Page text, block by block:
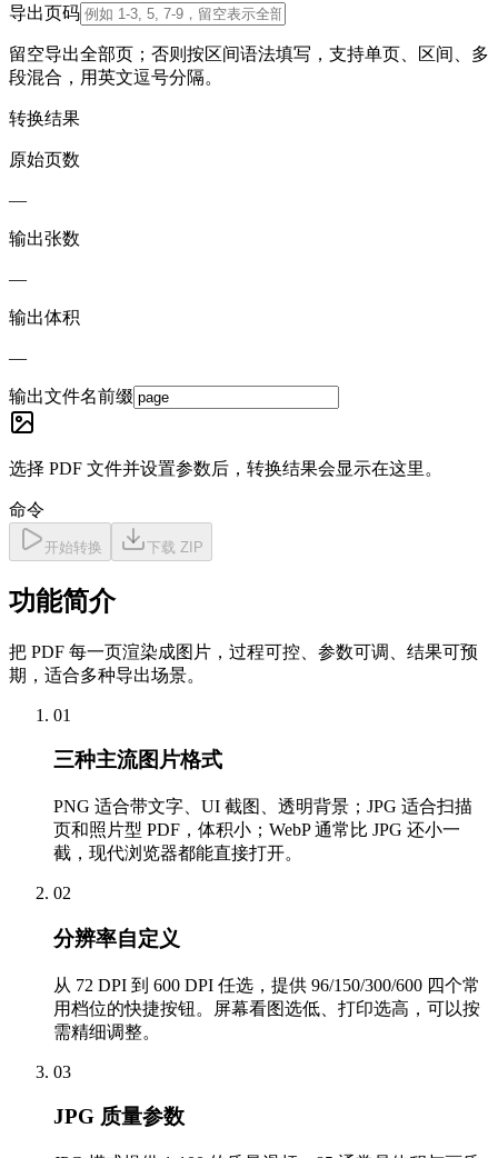
导出页码
留空导出全部页；否则按区间语法填写，支持单页、区间、多
段混合，用英文逗号分隔。
转换结果
原始页数
—
输出张数
—
输出体积
—
输出文件名前缀
选择 PDF 文件并设置参数后，转换结果会显示在这里。
命令
开始转换 下载 ZIP
功能简介
把 PDF 每一页渲染成图片，过程可控、参数可调、结果可预
期，适合多种导出场景。
01
三种主流图片格式
PNG 适合带文字、UI 截图、透明背景；JPG 适合扫描
页和照片型 PDF，体积小；WebP 通常比 JPG 还小一
截，现代浏览器都能直接打开。
02
分辨率自定义
从 72 DPI 到 600 DPI 任选，提供 96/150/300/600 四个常
用档位的快捷按钮。屏幕看图选低、打印选高，可以按
需精细调整。
03
JPG 质量参数